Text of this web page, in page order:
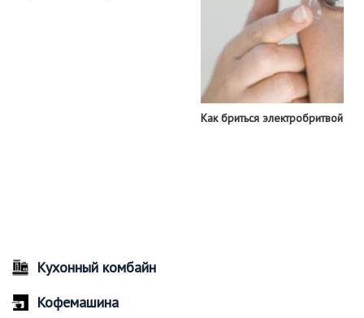
Как бриться электробритвой
Кухонный комбайн
Кофемашина